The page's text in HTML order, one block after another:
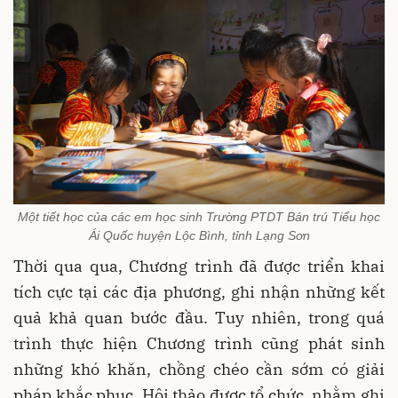
Một tiết học của các em học sinh Trường PTDT Bán trú Tiểu học
Ái Quốc huyện Lộc Bình, tỉnh Lạng Sơn
Thời qua qua, Chương trình đã được triển khai
tích cực tại các địa phương, ghi nhận những kết
quả khả quan bước đầu. Tuy nhiên, trong quá
trình thực hiện Chương trình cũng phát sinh
những khó khăn, chồng chéo cần sớm có giải